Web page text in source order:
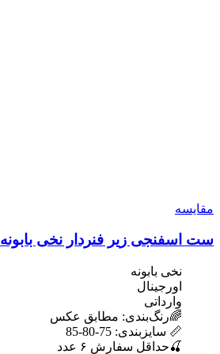
مقایسه
ست اسفنجی زیر فنردار نخی بابونه
نخی بابونه
اورجینال
وارداتی
🌈رنگ‌بندی: مطابق عکس
📏 سایزبندی: 75-80-85
🍒حداقل سفارش ۶ عدد